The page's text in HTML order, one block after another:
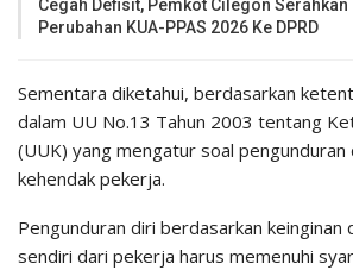
Cegah Defisit, Pemkot Cilegon Serahkan
Perubahan KUA-PPAS 2026 Ke DPRD
Sementara diketahui, berdasarkan
dalam UU No.13 Tahun 2003 tentang
(UUK) yang mengatur soal pengunduran
kehendak pekerja.
Pengunduran diri berdasarkan keinginan
sendiri dari pekerja harus memenuhi